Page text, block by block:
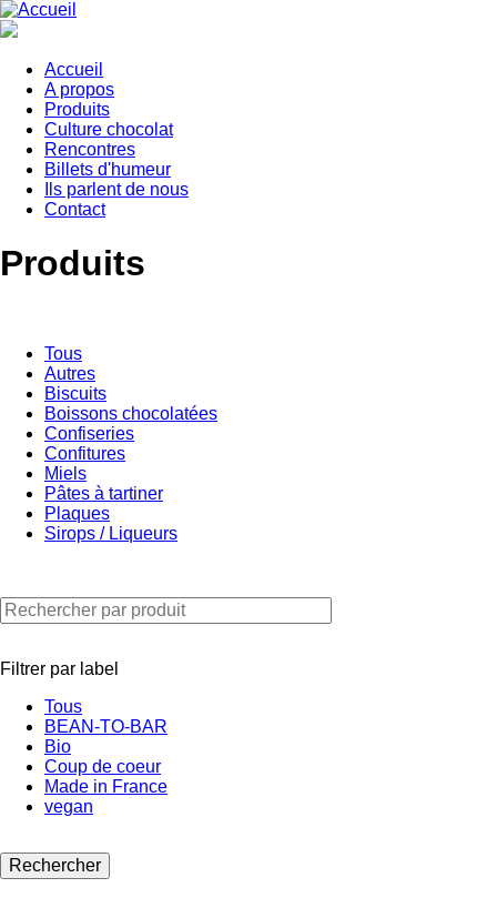
Aller
au
principal
Main
navigation
Accueil
A propos
Produits
Culture chocolat
Rencontres
Billets d'humeur
Ils parlent de nous
Contact
Produits
Tous
Autres
Biscuits
Boissons chocolatées
Confiseries
Confitures
Miels
Pâtes à tartiner
Plaques
Sirops / Liqueurs
Filtrer par label
Tous
BEAN-TO-BAR
Bio
Coup de coeur
Made in France
vegan